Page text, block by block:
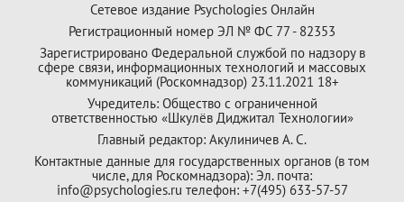
Сетевое издание Psychologies Онлайн
Регистрационный номер ЭЛ № ФС 77 - 82353
Зарегистрировано Федеральной службой по надзору в
сфере связи, информационных технологий и массовых
коммуникаций (Роскомнадзор) 23.11.2021 18+
Учредитель: Общество с ограниченной
ответственностью «Шкулёв Диджитал Технологии»
Главный редактор: Акулиничев А. С.
Контактные данные для государственных органов (в том
числе, для Роскомнадзора): Эл. почта:
info@psychologies.ru телефон: +7(495) 633-57-57